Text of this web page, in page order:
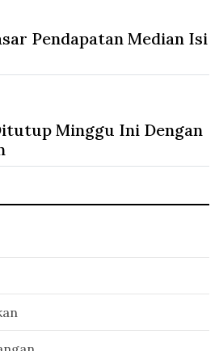
Pendapatan Median Isi
Minggu Ini Dengan